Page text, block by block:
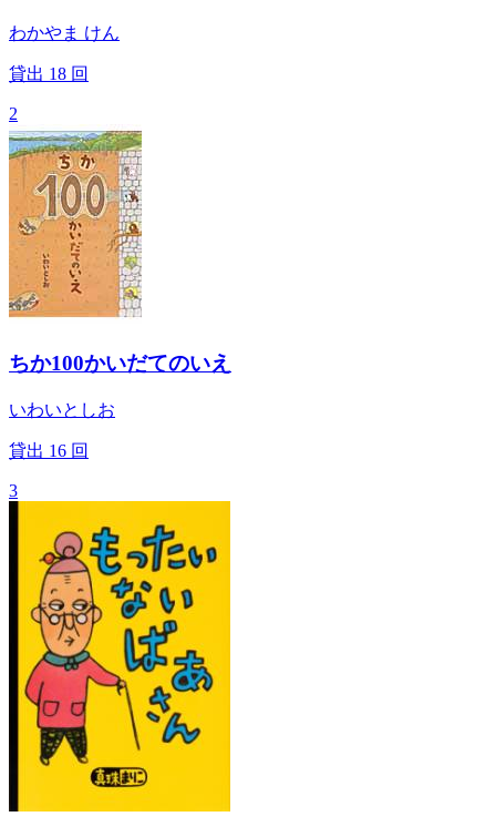
わかやま けん
貸出 18 回
2
ちか100かいだてのいえ
いわいとしお
貸出 16 回
3